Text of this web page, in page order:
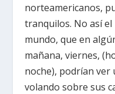
norteamericanos,
tranquilos. No así
mundo, que en
mañana, viernes,
noche), podrían
volando sobre sus